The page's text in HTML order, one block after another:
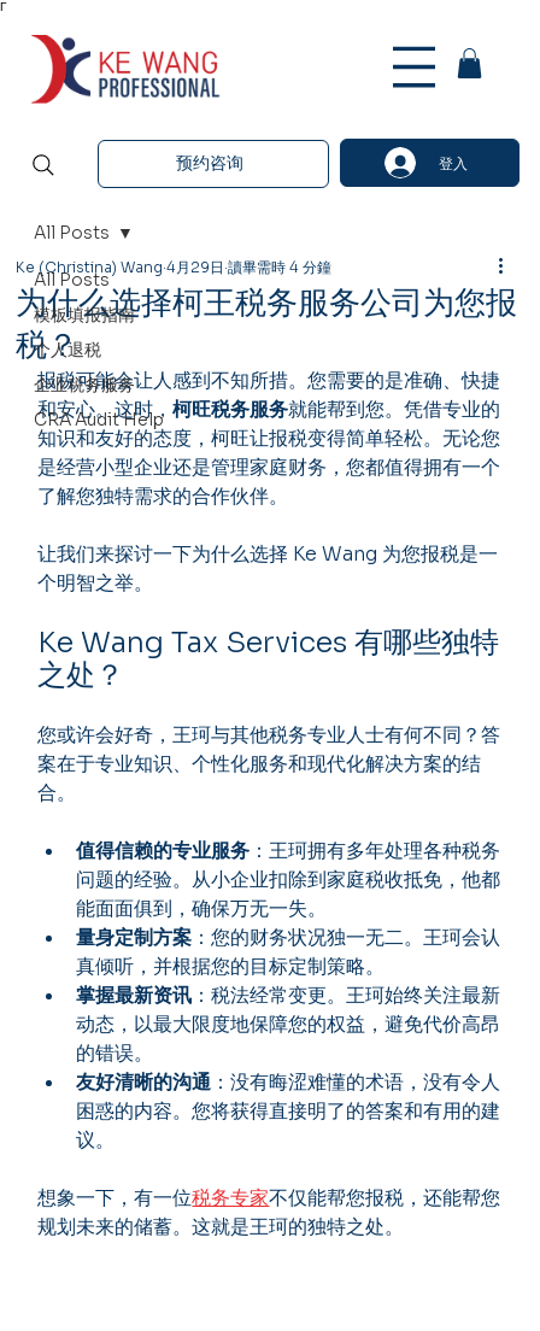
Γ
预约咨询 登入
All Posts
模板填报指南
个人退税
企业税务服务
CRA Audit Help
All Posts
为什么选择柯王税务服务公司为您报
税？
Ke (Christina) Wang 4月29日 讀畢需時 4 分鐘
报税可能会让人感到不知所措。您需要的是准确、快捷
和安心。这时，柯旺税务服务就能帮到您。凭借专业的
知识和友好的态度，柯旺让报税变得简单轻松。无论您
是经营小型企业还是管理家庭财务，您都值得拥有一个
了解您独特需求的合作伙伴。
让我们来探讨一下为什么选择 Ke Wang 为您报税是一
个明智之举。
Ke Wang Tax Services 有哪些独特
之处？
您或许会好奇，王珂与其他税务专业人士有何不同？答
案在于专业知识、个性化服务和现代化解决方案的结
合。
值得信赖的专业服务 ：王珂拥有多年处理各种税务
问题的经验。从小企业扣除到家庭税收抵免，他都
能面面俱到，确保万无一失。
量身定制方案 ：您的财务状况独一无二。王珂会认
真倾听，并根据您的目标定制策略。
掌握最新资讯 ：税法经常变更。王珂始终关注最新
动态，以最大限度地保障您的权益，避免代价高昂
的错误。
友好清晰的沟通 ：没有晦涩难懂的术语，没有令人
困惑的内容。您将获得直接明了的答案和有用的建
议。
想象一下，有一位税务专家不仅能帮您报税，还能帮您
规划未来的储蓄。这就是王珂的独特之处。